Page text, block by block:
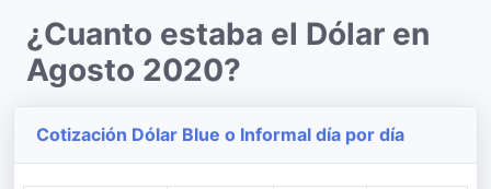
¿Cuanto estaba el Dólar en
Agosto 2020?
Cotización Dólar Blue o Informal día por día